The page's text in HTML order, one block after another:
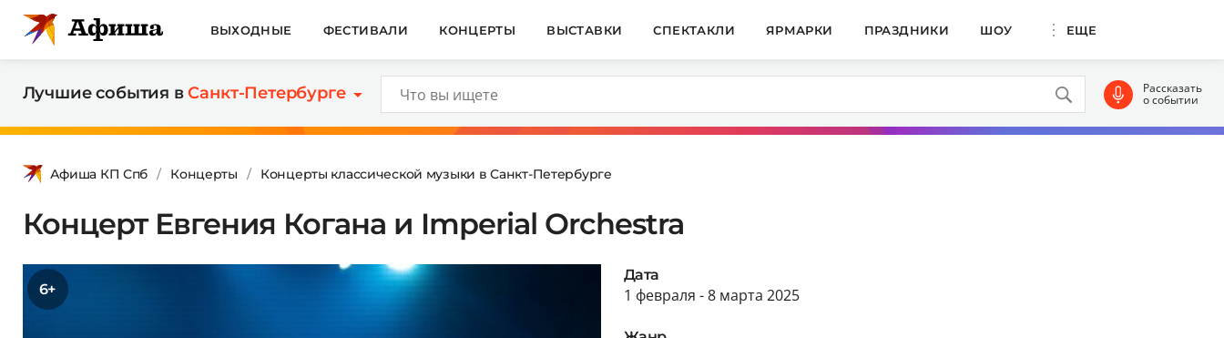
ВЫХОДНЫЕ ФЕСТИВАЛИ КОНЦЕРТЫ ВЫСТАВКИ СПЕКТАКЛИ ЯРМАРКИ ПРАЗДНИКИ ШОУ ЕЩЕ
Лучшие события вСанкт-Петербурге Рассказать
о событии
Афиша КП Спб Концерты Концерты классической музыки в Санкт-Петербурге
Концерт Евгения Когана и Imperial Orchestra
6+
Дата
1 февраля - 8 марта 2025